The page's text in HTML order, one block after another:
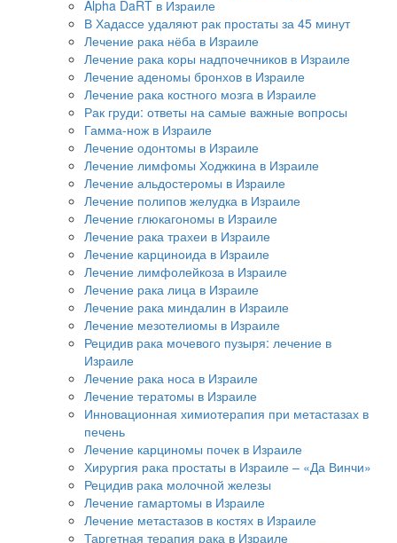
Alpha DaRT в Израиле
В Хадассе удаляют рак простаты за 45 минут
Лечение рака нёба в Израиле
Лечение рака коры надпочечников в Израиле
Лечение аденомы бронхов в Израиле
Лечение рака костного мозга в Израиле
Рак груди: ответы на самые важные вопросы
Гамма-нож в Израиле
Лечение одонтомы в Израиле
Лечение лимфомы Ходжкина в Израиле
Лечение альдостеромы в Израиле
Лечение полипов желудка в Израиле
Лечение глюкагономы в Израиле
Лечение рака трахеи в Израиле
Лечение карциноида в Израиле
Лечение лимфолейкоза в Израиле
Лечение рака лица в Израиле
Лечение рака миндалин в Израиле
Лечение мезотелиомы в Израиле
Рецидив рака мочевого пузыря: лечение в
Израиле
Лечение рака носа в Израиле
Лечение тератомы в Израиле
Инновационная химиотерапия при метастазах в
печень
Лечение карциномы почек в Израиле
Хирургия рака простаты в Израиле – «Да Винчи»
Рецидив рака молочной железы
Лечение гамартомы в Израиле
Лечение метастазов в костях в Израиле
Таргетная терапия рака в Израиле